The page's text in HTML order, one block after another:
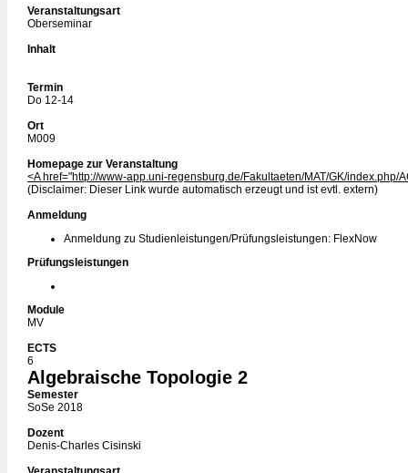
Veranstaltungsart
Oberseminar
Inhalt
Termin
Do 12-14
Ort
M009
Homepage zur Veranstaltung
<A href="http://www-app.uni-regensburg.de/Fakultaeten/MAT/GK/index.php/
(Disclaimer: Dieser Link wurde automatisch erzeugt und ist evtl. extern)
Anmeldung
Anmeldung zu Studienleistungen/Prüfungsleistungen: FlexNow
Prüfungsleistungen
Module
MV
ECTS
6
Algebraische Topologie 2
Semester
SoSe 2018
Dozent
Denis-Charles Cisinski